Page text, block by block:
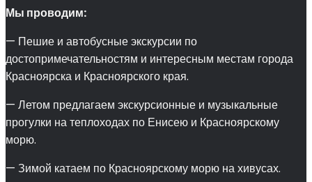
Мы проводим:
— Пешие и автобусные экскурсии по
достопримечательностям и интересным местам города
Красноярска и Красноярского края.
— Летом предлагаем экскурсионные и музыкальные
прогулки на теплоходах по Енисею и Красноярскому
морю.
— Зимой катаем по Красноярскому морю на хивусах.